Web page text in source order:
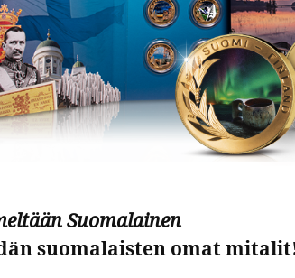
Suomalainen
suomalaisten omat